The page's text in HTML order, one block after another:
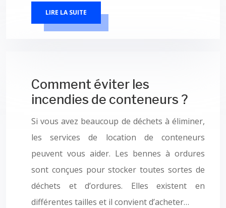
LIRE LA SUITE
Comment éviter les
incendies de conteneurs ?
Si vous avez beaucoup de déchets à éliminer,
les services de location de conteneurs
peuvent vous aider. Les bennes à ordures
sont conçues pour stocker toutes sortes de
déchets et d’ordures. Elles existent en
différentes tailles et il convient d’acheter…